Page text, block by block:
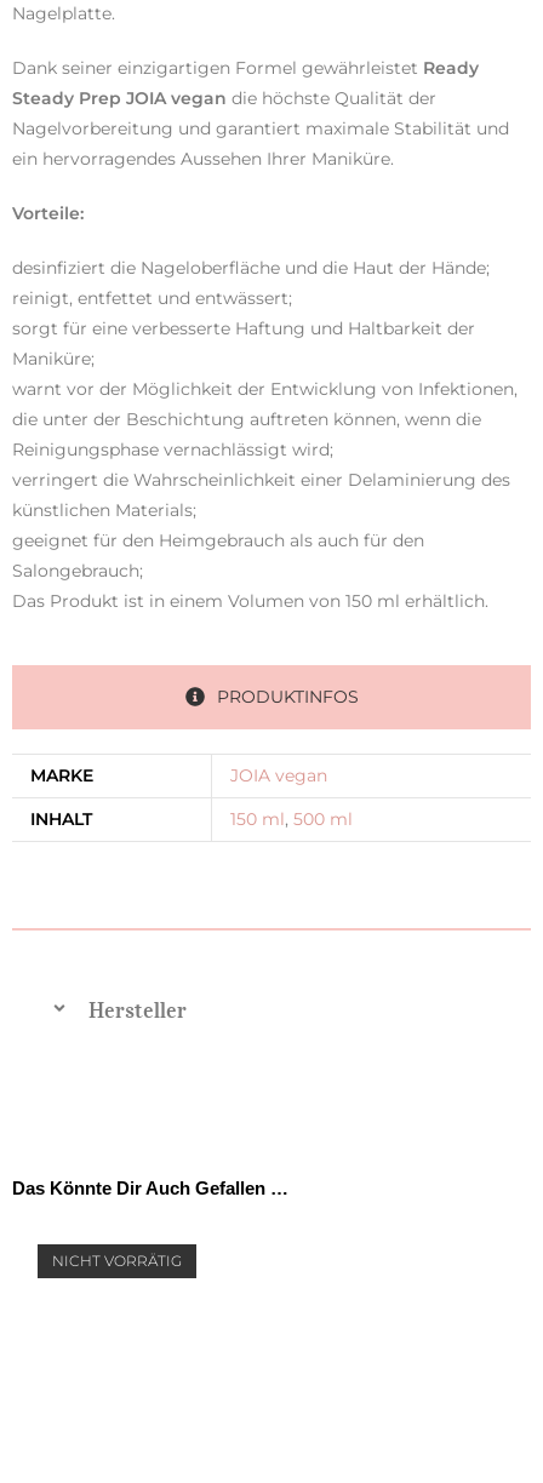
Nagelplatte.
Dank seiner einzigartigen Formel gewährleistet Ready
Steady Prep JOIA vegan die höchste Qualität der
Nagelvorbereitung und garantiert maximale Stabilität und
ein hervorragendes Aussehen Ihrer Maniküre.
Vorteile:
desinfiziert die Nageloberfläche und die Haut der Hände;
reinigt, entfettet und entwässert;
sorgt für eine verbesserte Haftung und Haltbarkeit der
Maniküre;
warnt vor der Möglichkeit der Entwicklung von Infektionen,
die unter der Beschichtung auftreten können, wenn die
Reinigungsphase vernachlässigt wird;
verringert die Wahrscheinlichkeit einer Delaminierung des
künstlichen Materials;
geeignet für den Heimgebrauch als auch für den
Salongebrauch;
Das Produkt ist in einem Volumen von 150 ml erhältlich.
PRODUKTINFOS
MARKE
JOIA vegan
INHALT
150 ml, 500 ml
Hersteller
Das Könnte Dir Auch Gefallen …
NICHT VORRÄTIG